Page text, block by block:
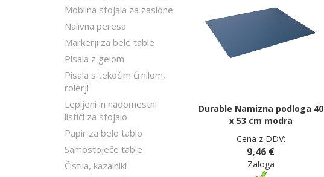
Mobilna stojala za zaslone
Nalivna peresa
Markerji za bele table
Pisala z gelom
Pisala s tekočim črnilom,
rolerji
Lepljeni in nadomestni
lističi za stojalo
Papir za belo tablo
Samostoječe table
Čistila, kazalniki
Durable Namizna podloga 40
x 53 cm modra
Cena z DDV:
9,46 €
Zaloga